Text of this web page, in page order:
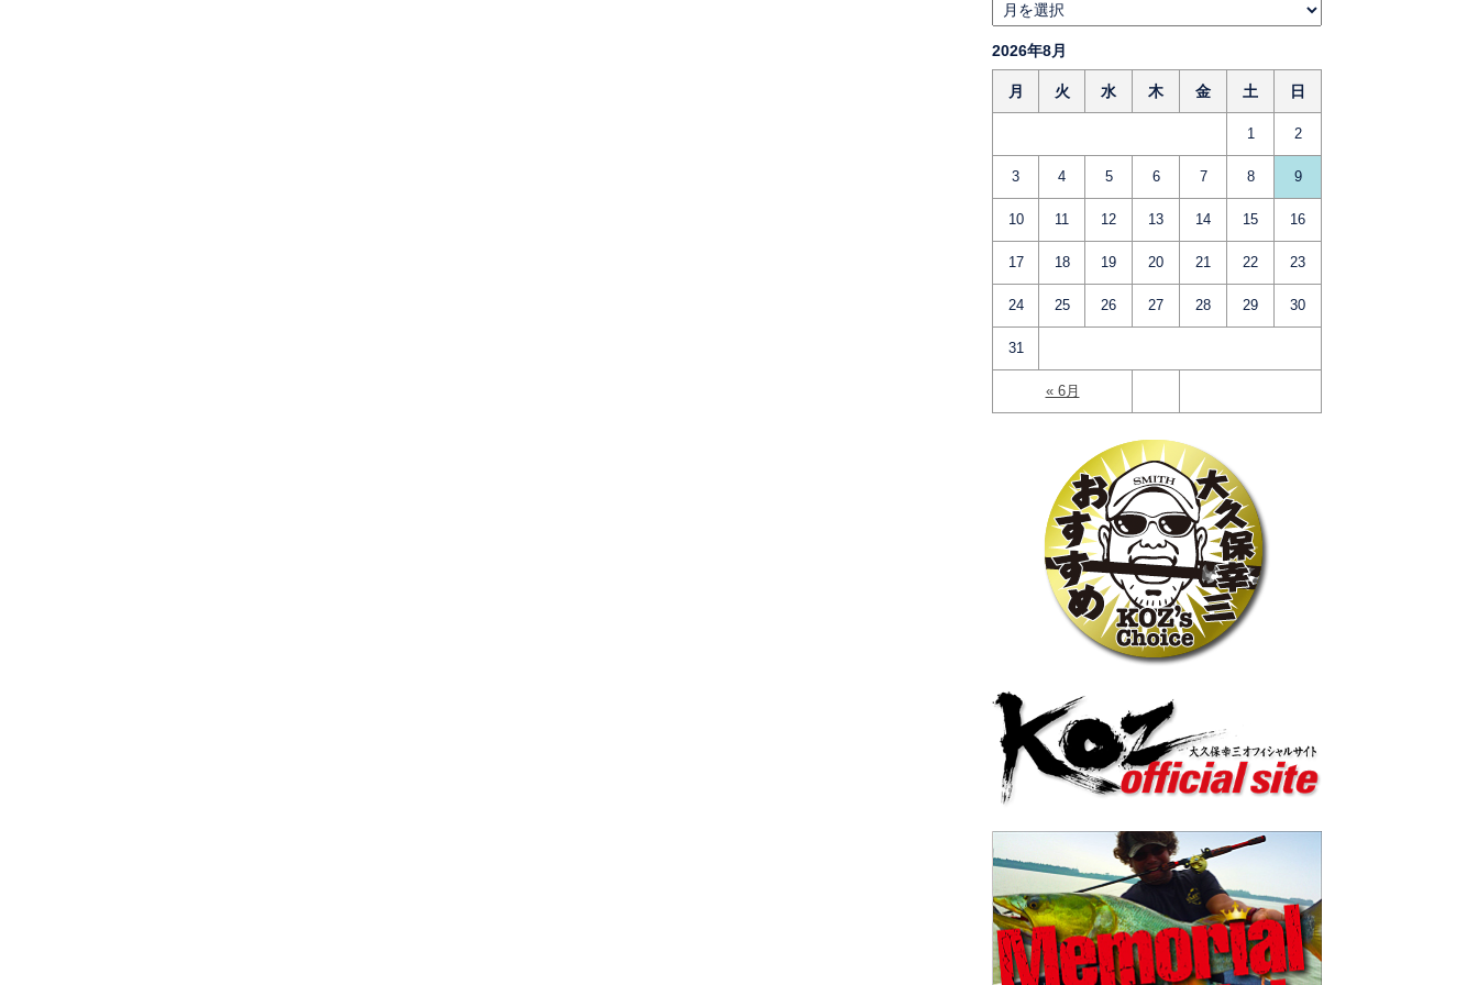
2026年8月
月 火 水 木 金 土 日
« 6月
1 2
3 4 5 6 7 8 9
10 11 12 13 14 15 16
17 18 19 20 21 22 23
24 25 26 27 28 29 30
31